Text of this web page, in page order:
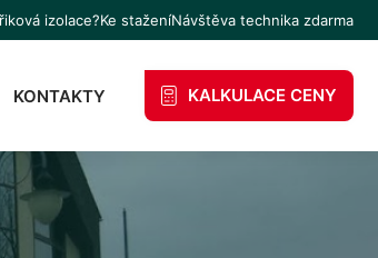
izolace?Ke staženíNávštěva technika zdarma
KONTAKTY KALKULACE CENY